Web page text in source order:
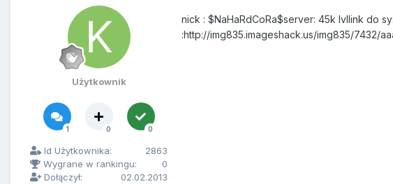
Użytkownik
1 0 0
Id Użytkownika:
2863
Wygrane w rankingu:
0
Dołączył:
02.02.2013
nick : $NaHaRdCoRa$server: 45k lvllink do
:http://img835.imageshack.us/img835/7432/